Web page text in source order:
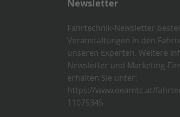
Newsletter
Fahrtechnik-Newsletter
Veranstaltungen in den
unseren Experten. Weitere
Newsletter und Marketing-
erhalten Sie unter:
https://www.oeamtc.at/
11075345